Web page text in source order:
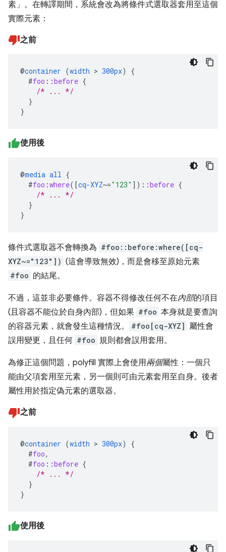
素」 。在轉譯期間，系統會改為將條件式選取器套用至這個
實際元素：
之前
@container (width > 300px)
{
#foo ::before {
/* ... */
}
}
使用後
@media all {
#foo :where([cq-XYZ~="123" ]) ::before {
/* ... */
}
}
條件式選取器不會轉換為 #foo::before:where([cq-
XYZ~="123"]) (這會導致無效)，而是會移至原始元素
#foo 的結尾。
不過，這並非必要條件。容器不得修改任何不在內部的項目
(且容器不能位於自身內部)，但如果 #foo 本身就是要查詢
的容器元素，就會發生這種情況。
#foo[cq-XYZ]
屬性會
誤用變更，且任何 #foo 規則都會誤用套用。
為修正這個問題，polyfill 實際上會使用兩個屬性：一個只
能由父項套用至元素，另一個則可由元素套用至自身。後者
屬性用於指定偽元素的選取器。
之前
@container (width > 300px)
{
#foo,
#foo ::before {
/* ... */
}
}
使用後